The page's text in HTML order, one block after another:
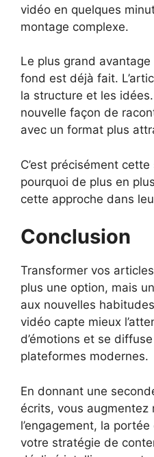
vidéo en quelques
montage complexe.
Le plus grand
fond est déjà fait.
la structure et les idées.
nouvelle façon de
avec un format plus
C’est précisément
pourquoi de plus en
cette approche dans
Conclusion
Transformer vos
plus une option, mais
aux nouvelles
vidéo capte mieux
d’émotions et se
plateformes modernes.
En donnant une
écrits, vous augmentez
l’engagement, la
votre stratégie de